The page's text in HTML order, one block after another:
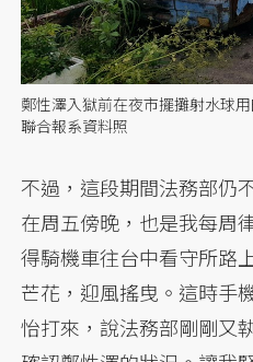
鄭性澤入獄前在夜市擺攤射水球
聯合報系資料照
不過，這段期間法務部仍
在周五傍晚，也是我每周
得騎機車往台中看守所路
芒花，迎風搖曳。這時手
怡打來，說法務部剛剛又